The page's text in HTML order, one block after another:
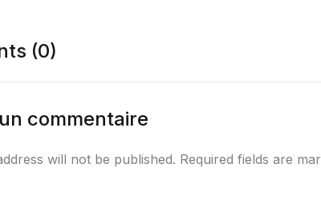
(0)
commentaire
will not be published. Required fields are